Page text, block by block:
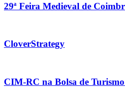
29ª Feira Medieval de
CloverStrategy
CIM-RC na Bolsa de